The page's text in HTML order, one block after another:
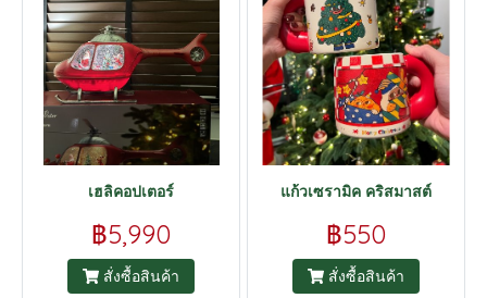
เฮลิคอปเตอร์
฿5,990
สั่งซื้อสินค้า
แก้วเซรามิค คริสมาสต์
฿550
สั่งซื้อสินค้า